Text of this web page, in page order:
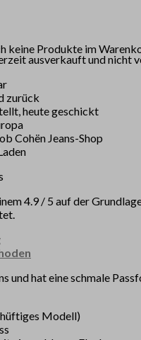
keine Produkte im
ausverkauft und nicht
zurück
heute geschickt
Cohën Jeans-Shop
4.9 / 5 auf der
und hat eine schmale
Modell)